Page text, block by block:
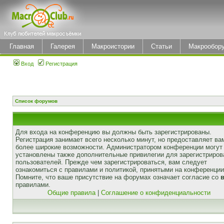
Главная Галерея Макроистории Статьи
Вход Регистрация
Список форумов
Для входа на конференцию вы должны быть зарегистрированы.
Регистрация занимает всего несколько минут, но предоставляет
более широкие возможности. Администратором конференции
установлены также дополнительные привилегии для
пользователей. Прежде чем зарегистрироваться, вам следует
ознакомиться с правилами и политикой, принятыми на
Помните, что ваше присутствие на форумах означает согласие со
правилами.
Общие правила| Соглашение о конфиденциальности